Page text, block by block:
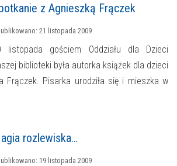
z Agnieszką Frączek
21 listopada 2009
listopada gościem Oddziału dla Dzieci
biblioteki była autorka książek dla dzieci
Frączek. Pisarka urodziła się i mieszka w
rozlewiska…
19 listopada 2009